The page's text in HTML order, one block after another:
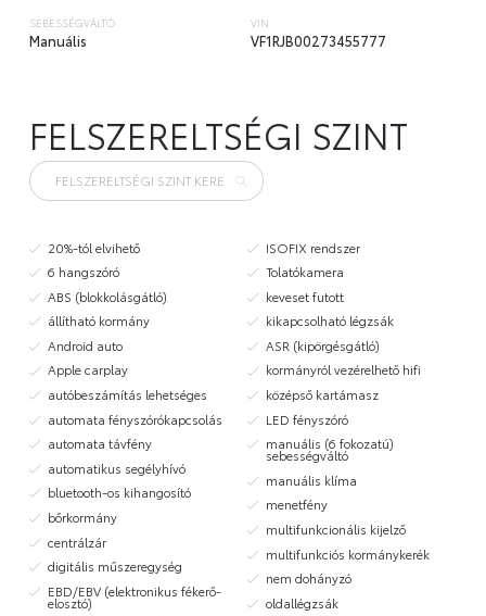
SEBESSÉGVÁLTÓ
Manuális
VIN
VF1RJB00273455777
FELSZERELTSÉGI SZINT
20%-tól elvihető
6 hangszóró
ABS (blokkolásgátló)
állítható kormány
Android auto
Apple carplay
autóbeszámítás lehetséges
automata fényszórókapcsolás
automata távfény
automatikus segélyhívó
bluetooth-os kihangosító
bőrkormány
centrálzár
digitális műszeregység
EBD/EBV (elektronikus fékerő-
elosztó)
ISOFIX rendszer
Tolatókamera
keveset futott
kikapcsolható légzsák
ASR (kipörgésgátló)
kormányról vezérelhető hifi
középső kartámasz
LED fényszóró
manuális (6 fokozatú)
sebességváltó
manuális klíma
menetfény
multifunkcionális kijelző
multifunkciós kormánykerék
nem dohányzó
oldallégzsák